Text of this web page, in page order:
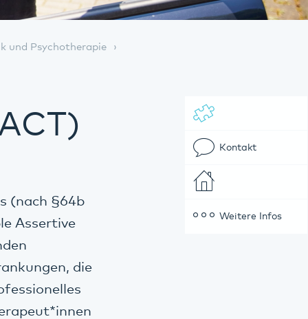
und Psychotherapie
Kontakt
Weitere Infos
(nach §64b
Assertive
die